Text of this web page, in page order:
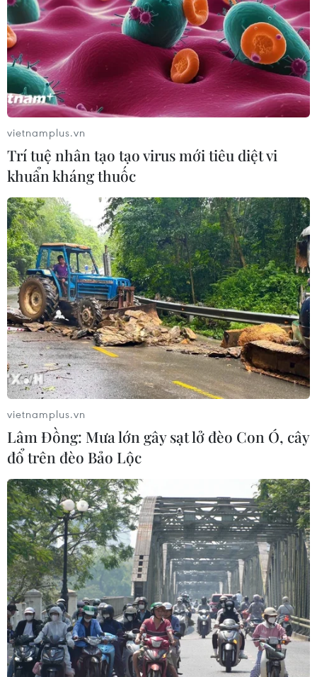
vietnamplus.vn
Trí tuệ nhân tạo tạo virus mới tiêu diệt vi
khuẩn kháng thuốc
vietnamplus.vn
Lâm Đồng: Mưa lớn gây sạt lở đèo Con Ó, cây
đổ trên đèo Bảo Lộc